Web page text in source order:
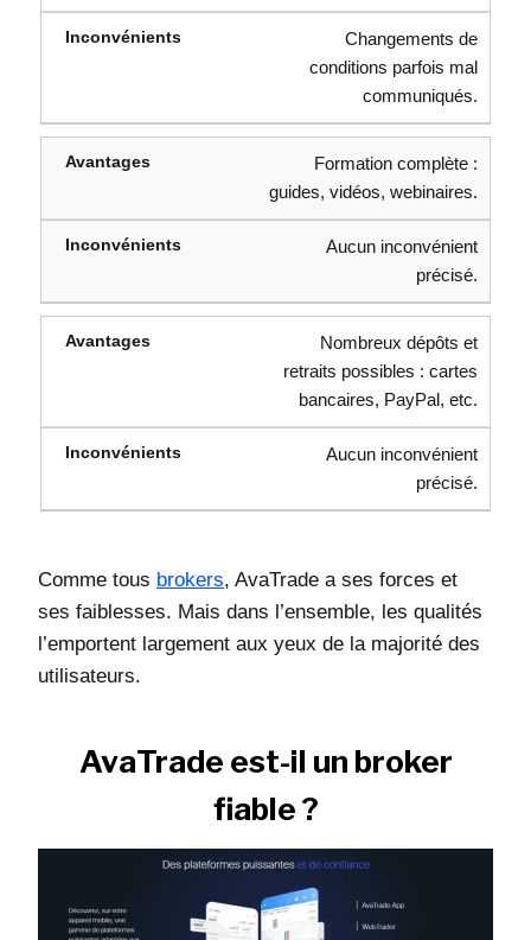
Changements de
conditions parfois mal
communiqués.
Formation complète :
guides, vidéos, webinaires.
Aucun inconvénient
précisé.
Nombreux dépôts et
retraits possibles : cartes
bancaires, PayPal, etc.
Aucun inconvénient
précisé.
Comme tous brokers, AvaTrade a ses forces et
ses faiblesses. Mais dans l’ensemble, les qualités
l’emportent largement aux yeux de la majorité des
utilisateurs.
AvaTrade est-il un broker
fiable ?